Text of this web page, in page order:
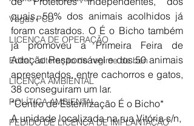
Vagas PCD
LICENÇA DE OPERAÇÃO
Edital - alteração de regime de ben
LICENÇA AMBIENTAL
POLÍTICA AMBIENTAL
PEDIDO DE LICENÇA DE IMPLANTAÇÃO
quais, 50% dos animais acolhidos já
foram castrados. O É o Bicho também
já promoveu a Primeira Feira de
Adoção Responsável e dos 50 animais
apresentados, entre cachorros e gatos,
38 conseguiram um lar.
*Centro de Esterilização É o Bicho*
A unidade localizada na rua Vitória s/n,